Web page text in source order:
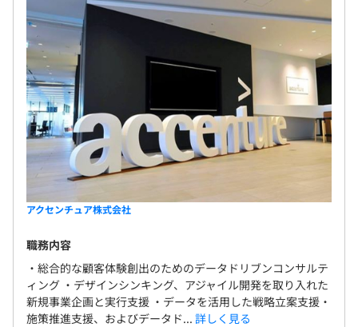
アクセンチュア株式会社
職務内容
・総合的な顧客体験創出のためのデータドリブンコンサルテ
ィング ・デザインシンキング、アジャイル開発を取り入れた
新規事業企画と実行支援 ・データを活用した戦略立案支援・
施策推進支援、およびデータド... 詳しく見る